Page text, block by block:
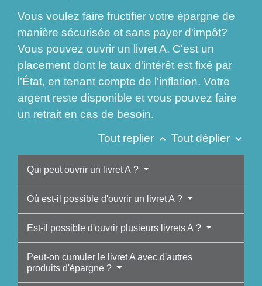
Vous voulez faire fructifier votre épargne de
manière sécurisée et sans payer d'impôt?
Vous pouvez ouvrir un livret A. C'est un
placement dont le taux d'intérêt est fixé par
l’État, en tenant compte de l'inflation. Votre
argent reste disponible et vous pouvez faire
un retrait en cas de besoin.
Tout replier keyboard_arrow_up Tout déplier keyboard_arrow_down
Qui peut ouvrir un livret A ?
Où est-il possible d'ouvrir un livret A ?
Est-il possible d'ouvrir plusieurs livrets A ?
Peut-on cumuler le livret A avec d'autres
produits d'épargne ?